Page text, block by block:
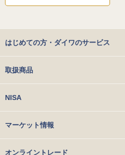
はじめての方・ダイワのサービス
取扱商品
NISA
マーケット情報
オンライントレード